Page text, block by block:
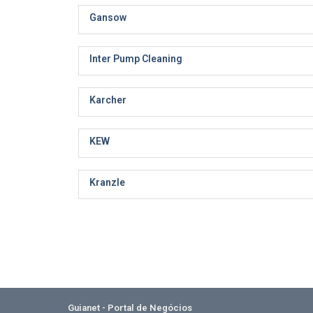
Gansow
Inter Pump Cleaning
Karcher
KEW
Kranzle
Guianet - Portal de Negócios